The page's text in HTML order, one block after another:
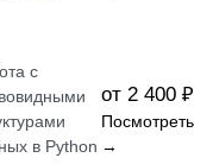
с
в Python
от 2 400 ₽
Посмотреть
→